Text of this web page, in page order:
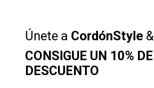
Únete a CordónStyle &
CONSIGUE UN 10% DE
DESCUENTO